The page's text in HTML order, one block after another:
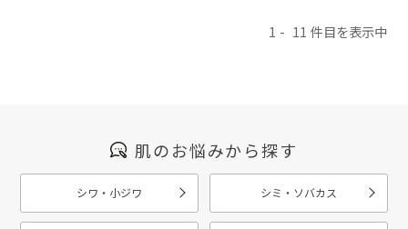
1 11
肌のお悩みから探す
シワ・小ジワ シミ・ソバカス